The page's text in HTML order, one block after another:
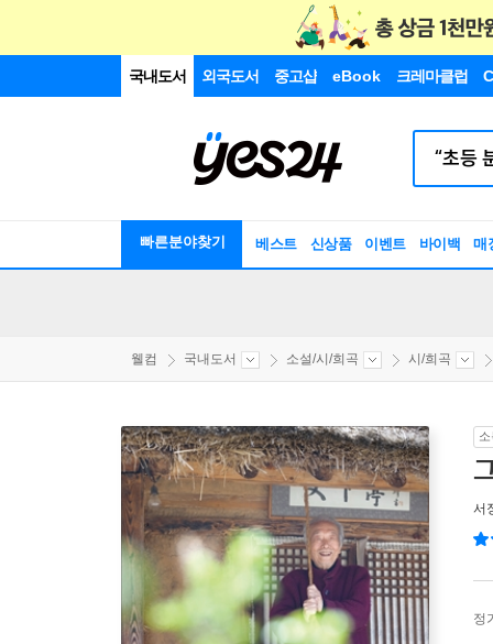
국내도서 외국도서 중고샵 eBook 크레마클럽
빠른분야찾기 베스트 신상품 이벤트 바이백 매
웰컴 국내도서 소설/시/희곡 시/희곡
서
정